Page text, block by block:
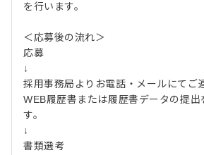
を行います。
＜応募後の流れ＞
応募
↓
採用事務局よりお電話・メールにてご
WEB履歴書または履歴書データの提出
す。
↓
書類選考